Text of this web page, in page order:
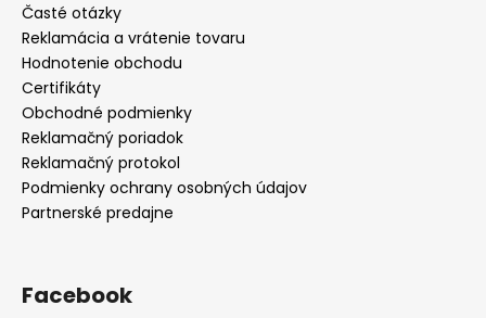
Časté otázky
Reklamácia a vrátenie tovaru
Hodnotenie obchodu
Certifikáty
Obchodné podmienky
Reklamačný poriadok
Reklamačný protokol
Podmienky ochrany osobných údajov
Partnerské predajne
Facebook